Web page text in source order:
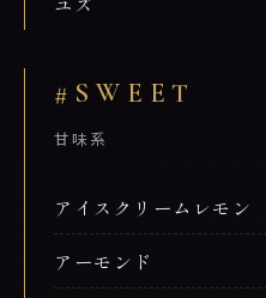
#SWEET
甘味系
アイスクリームレモン
アーモンド